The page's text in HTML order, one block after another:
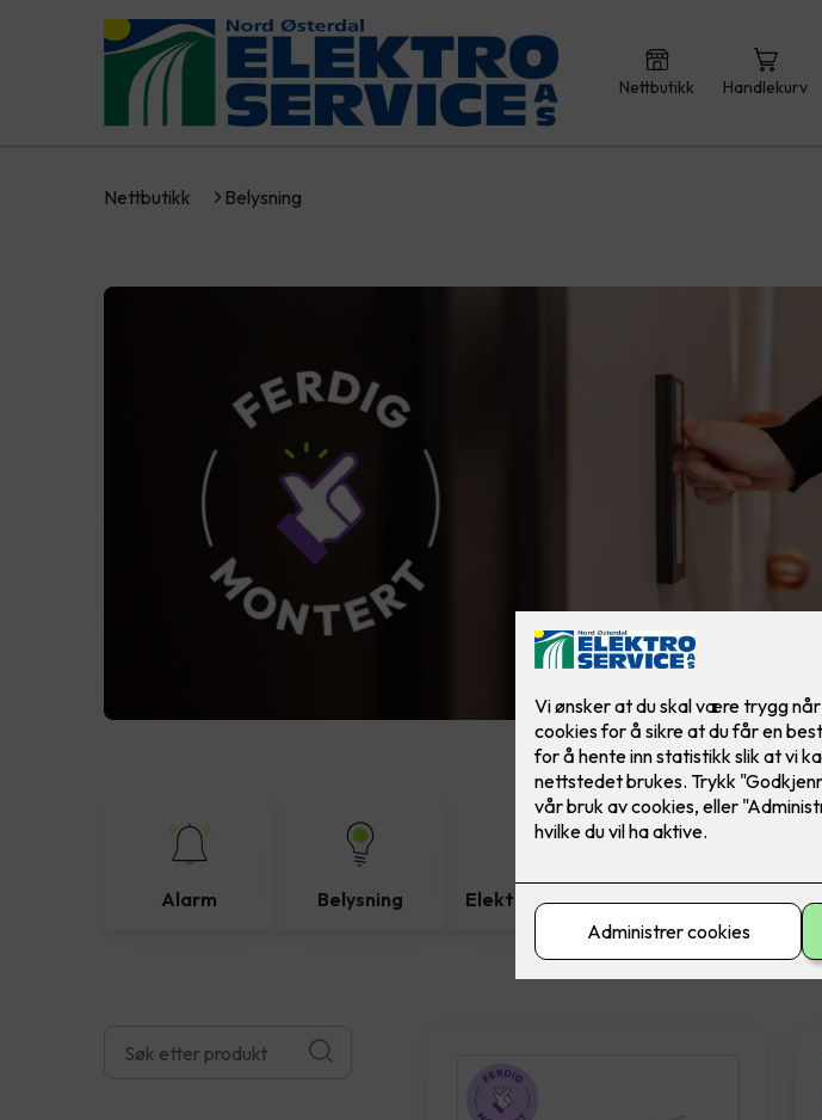
Nettbutikk Handlekurv
Nettbutikk Belysning
Alarm Belysning Elektromateriell El-sikkerhet